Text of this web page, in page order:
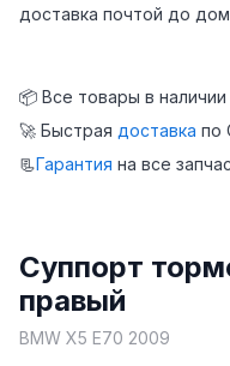
доставка почтой до
📦 Все товары в
🚀 Быстрая доставка по
📃Гарантия на все
Суппорт
правый
BMW X5 E70 2009